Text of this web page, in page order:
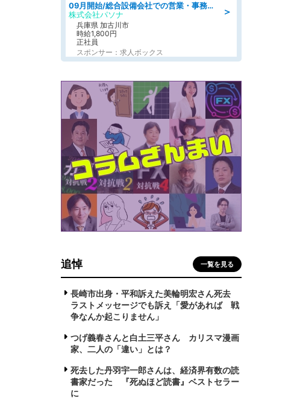
＞
09月開始/総合設備会社での営業・事務のお仕事/車通勤可/賞与あり/営業/営業事務
株式会社パソナ
兵庫県 加古川市
時給1,800円
正社員
スポンサー：求人ボックス
追悼 一覧を見る
長崎市出身・平和訴えた美輪明宏さん死去
ラストメッセージでも訴え「愛があれば 戦
争なんか起こりません」
つげ義春さんと白土三平さん カリスマ漫画
家、二人の「違い」とは？
死去した丹羽宇一郎さんは、経済界有数の読
書家だった 『死ぬほど読書』ベストセラー
に